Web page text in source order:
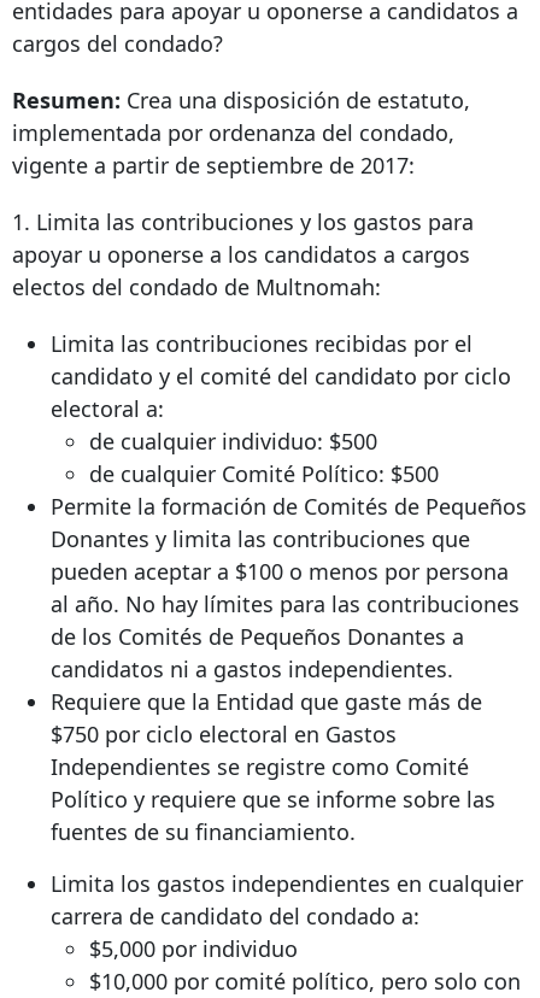
entidades para apoyar u oponerse a candidatos a
cargos del condado?
Resumen: Crea una disposición de estatuto,
implementada por ordenanza del condado,
vigente a partir de septiembre de 2017:
1. Limita las contribuciones y los gastos para
apoyar u oponerse a los candidatos a cargos
electos del condado de Multnomah:
Limita las contribuciones recibidas por el
candidato y el comité del candidato por ciclo
electoral a:
de cualquier individuo: $500
de cualquier Comité Político: $500
Permite la formación de Comités de Pequeños
Donantes y limita las contribuciones que
pueden aceptar a $100 o menos por persona
al año. No hay límites para las contribuciones
de los Comités de Pequeños Donantes a
candidatos ni a gastos independientes.
Requiere que la Entidad que gaste más de
$750 por ciclo electoral en Gastos
Independientes se registre como Comité
Político y requiere que se informe sobre las
fuentes de su financiamiento.
Limita los gastos independientes en cualquier
carrera de candidato del condado a:
$5,000 por individuo
$10,000 por comité político, pero solo con